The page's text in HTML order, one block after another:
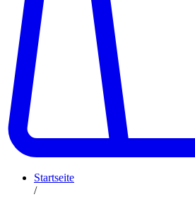
Startseite
/